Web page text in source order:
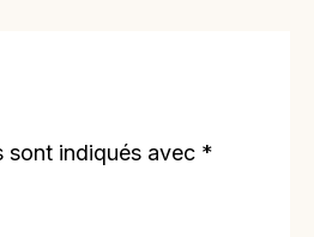
sont indiqués avec *